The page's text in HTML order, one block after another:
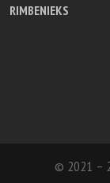
RIMBENIEKS
© 2021 –